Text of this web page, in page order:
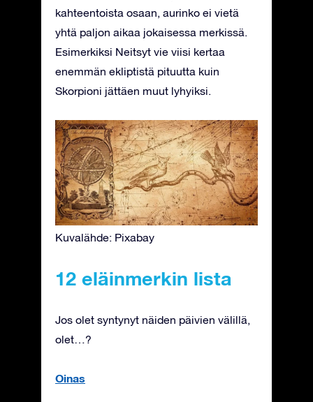
kahteentoista osaan, aurinko ei vietä
yhtä paljon aikaa jokaisessa merkissä.
Esimerkiksi Neitsyt vie viisi kertaa
enemmän ekliptistä pituutta kuin
Skorpioni jättäen muut lyhyiksi.
Kuvalähde: Pixabay
12 eläinmerkin lista
Jos olet syntynyt näiden päivien välillä,
olet…?
Oinas